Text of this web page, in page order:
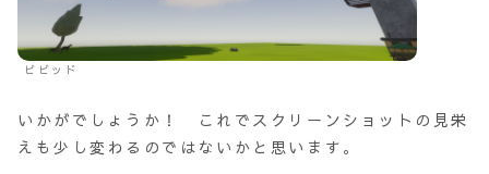
ビビッド
いかがでしょうか！ これでスクリーンショットの見栄
えも少し変わるのではないかと思います。